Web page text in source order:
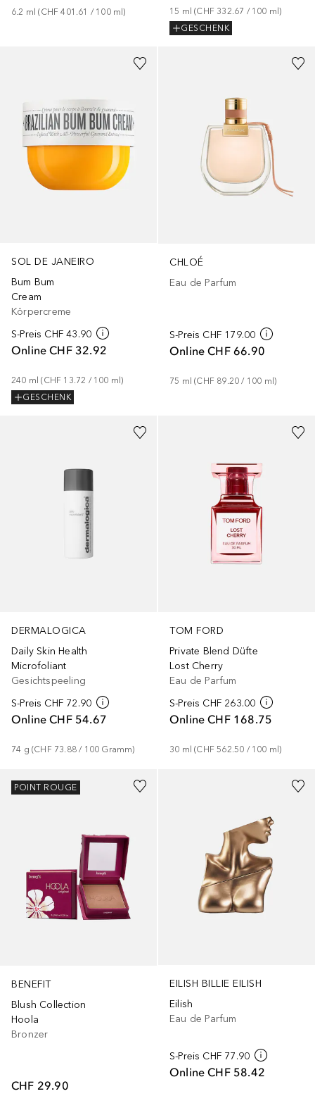
6.2 ml (CHF 401.61 / 100 ml) 15 ml (CHF 332.67 / 100 ml)
GESCHENK
SOL DE JANEIRO
Bum Bum
Cream
Körpercreme
S-Preis CHF 43.90
Online CHF 32.92
240 ml (CHF 13.72 / 100 ml)
GESCHENK
CHLOÉ
Eau de Parfum
S-Preis CHF 179.00
Online CHF 66.90
75 ml (CHF 89.20 / 100 ml)
DERMALOGICA
Daily Skin Health
Microfoliant
Gesichtspeeling
S-Preis CHF 72.90
Online CHF 54.67
74 g (CHF 73.88 / 100 Gramm)
TOM FORD
Private Blend Düfte
Lost Cherry
Eau de Parfum
S-Preis CHF 263.00
Online CHF 168.75
30 ml (CHF 562.50 / 100 ml)
BENEFIT
Blush Collection
Hoola
Bronzer
CHF 29.90
POINT ROUGE
+4
EILISH BILLIE EILISH
Eilish
Eau de Parfum
S-Preis CHF 77.90
Online CHF 58.42